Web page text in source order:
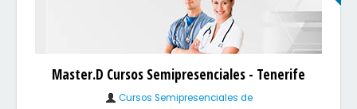
Master.D Cursos Semipresenciales - Tenerife
Cursos Semipresenciales de